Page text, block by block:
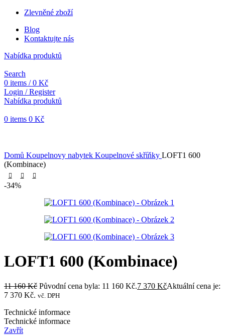
Zlevněné zboží
Blog
Kontaktujte nás
Nabídka produktů
Search
0 items / 0 Kč
Login / Register
Nabídka produktů
0 items 0 Kč
Domů Koupelnovy nabytek Koupelnové skříňky LOFT1 600
(Kombinace)
-34%
LOFT1 600 (Kombinace)
11 160Kč Původní cena byla: 11 160 Kč.7 370 KčAktuální cena je:
7 370 Kč. vč. DPH
Technické informace
Technické informace
Zavřít